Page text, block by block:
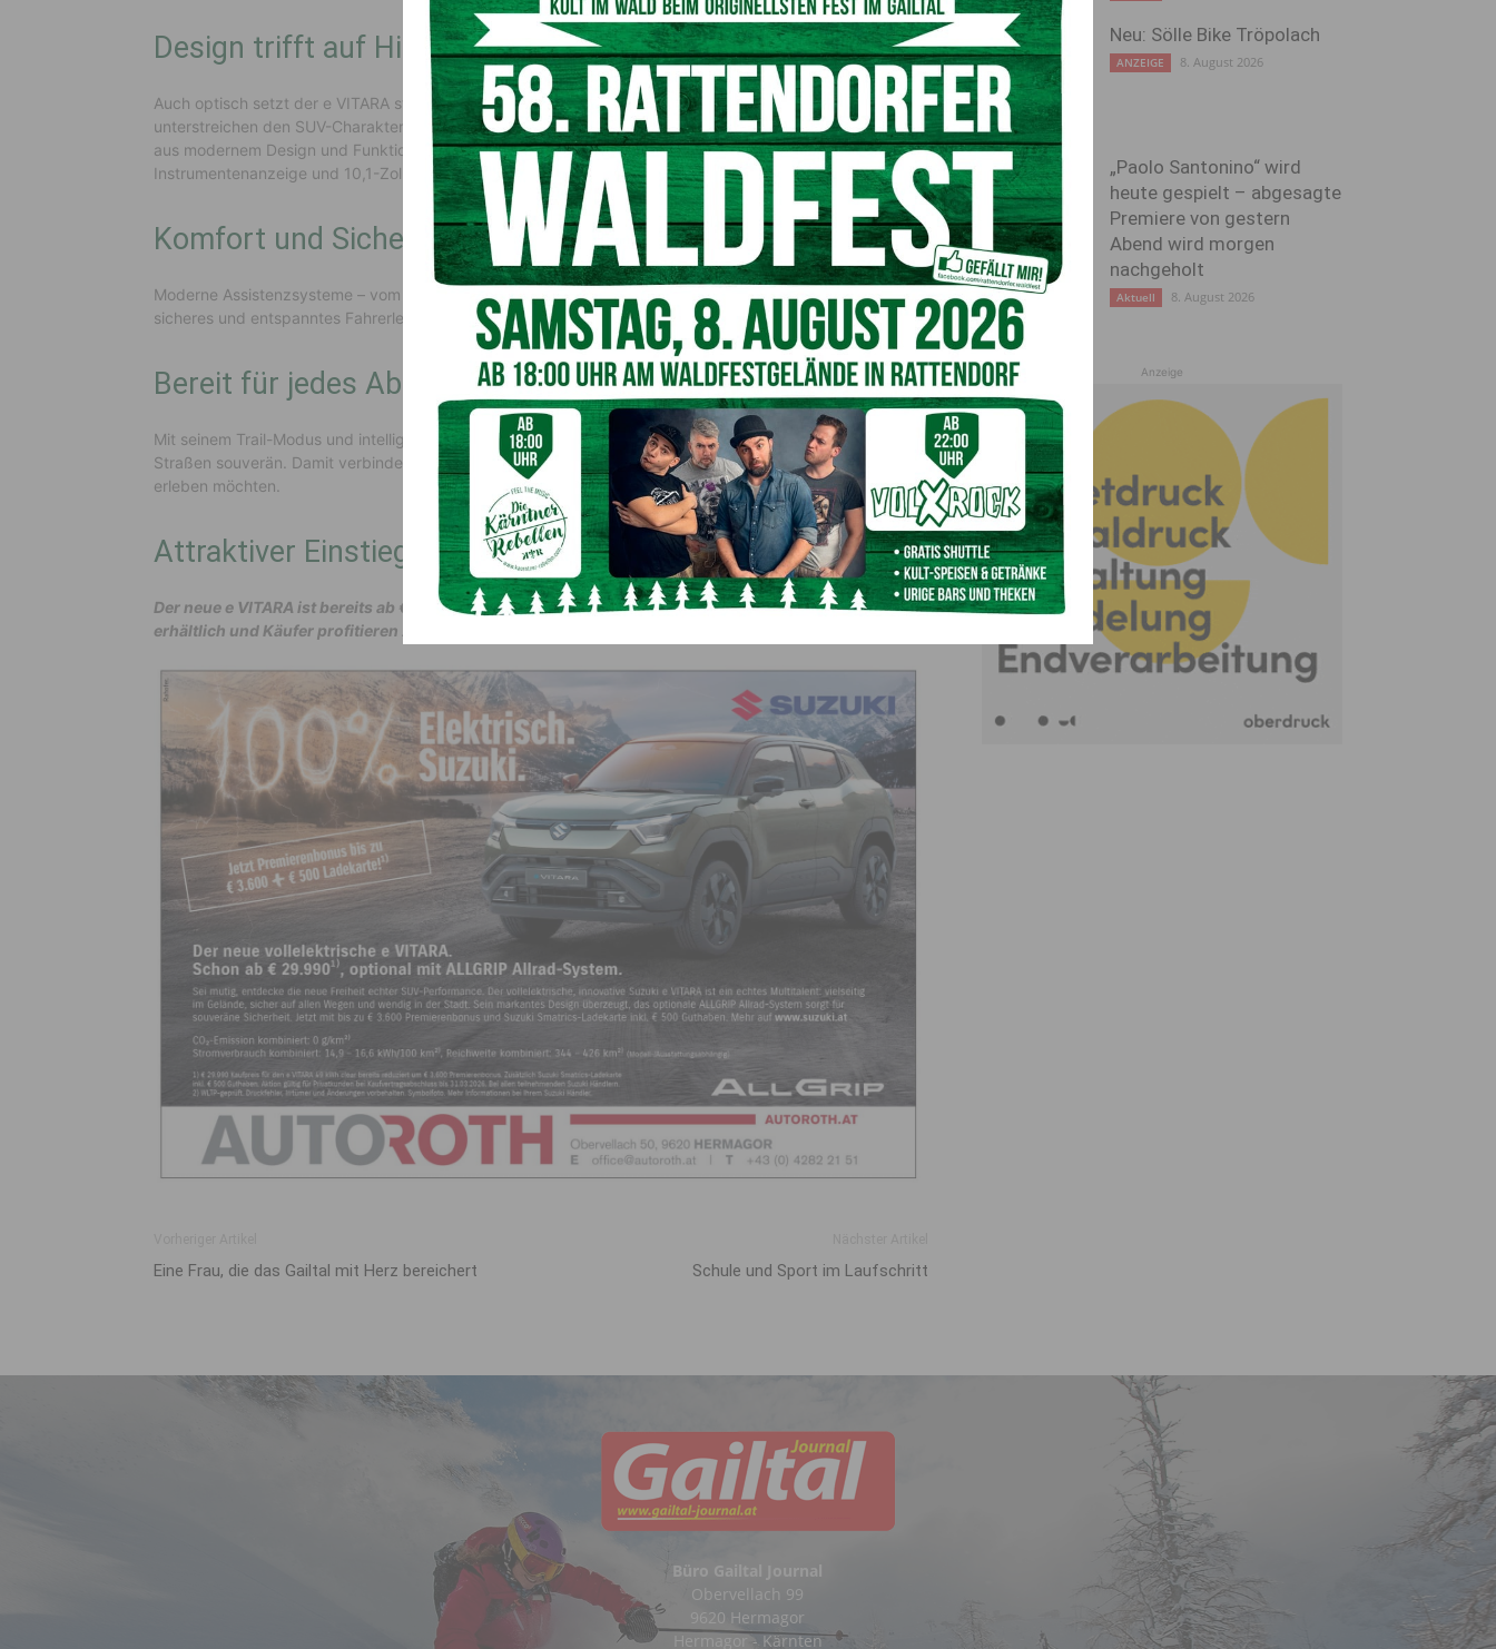
Design trifft auf Hightech
Auch optisch setzt der e VITARA starke Akzente: Große Räder, ein langer Radstand und markante Linien
unterstreichen den SUV-Charakter. Im Innenraum erwartet die Fahrerinnen und Fahrer ein gelungener Mix
aus modernem Design und Funktionalität. Das integrierte Display-System mit 10,25-Zoll-
Instrumentenanzeige und 10,1-Zoll-Touchscreen sorgt für intuitive Bedienung und beste Übersicht.
Komfort und Sicherheit auf höchstem Niveau
Moderne Assistenzsysteme – vom adaptiven Tempomat bis zum Totwinkelwarner – garantieren ein
sicheres und entspanntes Fahrerlebnis.
Bereit für jedes Abenteuer
Mit seinem Trail-Modus und intelligenter Kraftverteilung bleibt der e VITARA auch abseits befestigter
Straßen souverän. Damit verbindet er Elektromobilität mit echter SUV-DNA – ideal für alle, die Freiheit neu
erleben möchten.
Attraktiver Einstieg
Der neue e VITARA ist bereits ab € 29.990,- bei Auto Roth, Ihrem Suzuki-Partner in Hermagor
erhältlich und Käufer profitieren zum Marktstart vom Premierenbonus!
Eine Frau, die das Gailtal mit Herz bereichert Schule und Sport im Laufschritt
Neu: Sölle Bike Tröpolach
ANZEIGE 8. August 2026
„Paolo Santonino“ wird
heute gespielt – abgesagte
Premiere von gestern
Abend wird morgen
nachgeholt
Aktuell 8. August 2026
Anzeige
Büro Gailtal Journal
Obervellach 99
9620 Hermagor
Hermagor - Kärnten